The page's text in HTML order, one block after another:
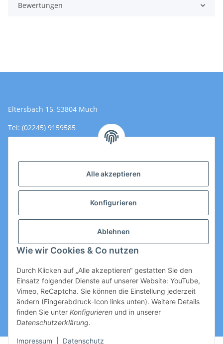
Alle akzeptieren
Konfigurieren
Ablehnen
Wie wir Cookies & Co nutzen
Durch Klicken auf „Alle akzeptieren“ gestatten Sie den
Einsatz folgender Dienste auf unserer Website: YouTube,
Vimeo, ReCaptcha. Sie können die Einstellung jederzeit
ändern (Fingerabdruck-Icon links unten). Weitere Details
finden Sie unter Konfigurieren und in unserer
Datenschutzerklärung.
Impressum Datenschutz
Bewertungen
Eltersbach 15, 53804 Much
Tel: (02245) 9159585
Email: Kontakt@toromedical.de
Öffnungszeiten (Mo-Fr.) 8:00 - 17:00
Vertrag widerrufen
* Alle Preise zzgl. gesetzlicher USt., zzgl.